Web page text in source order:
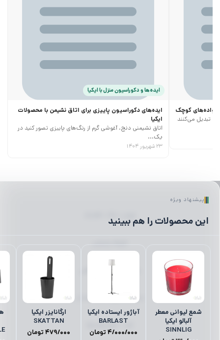
کوچک
تبدیل می‌کنند
ایده‌ها و دکوراسیون منزل با ایکیا
ایده‌های دکوراسیون پاییزی برای اتاق نشیمن با محصولات
ایکیا
اتاق نشیمنی دنج، آغوشی گرم از رنگ‌های پاییزی تصور کنید در
یک...
۲۳ شهریور ۱۴۰۴
پیشنهاد ویژه
این محصولات را هم ببینید
شمع لیوانی معطر
آلبالو ایکیا
SINNLIG
آباژور ایستاده ایکیا
BARLAST
4/000/000 تومان
ارگانایزر ایکیا
SKATTAN
479/000 تومان
ظروف پذیرایی
میز ناهارخوری | میز | صندلی
کمد | نظم‌دهنده‌ها